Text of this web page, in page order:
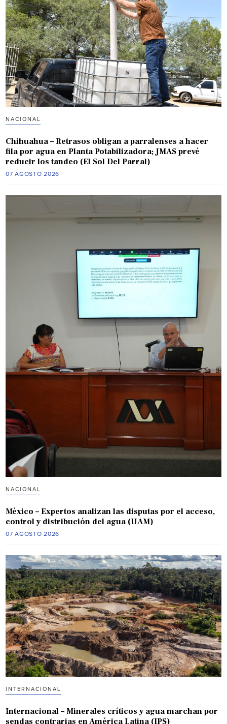
NACIONAL
Chihuahua – Retrasos obligan a parralenses a hacer
fila por agua en Planta Potabilizadora; JMAS prevé
reducir los tandeo (El Sol Del Parral)
07 AGOSTO 2026
NACIONAL
México – Expertos analizan las disputas por el acceso,
control y distribución del agua (UAM)
07 AGOSTO 2026
INTERNACIONAL
Internacional – Minerales críticos y agua marchan por
sendas contrarias en América Latina (IPS)